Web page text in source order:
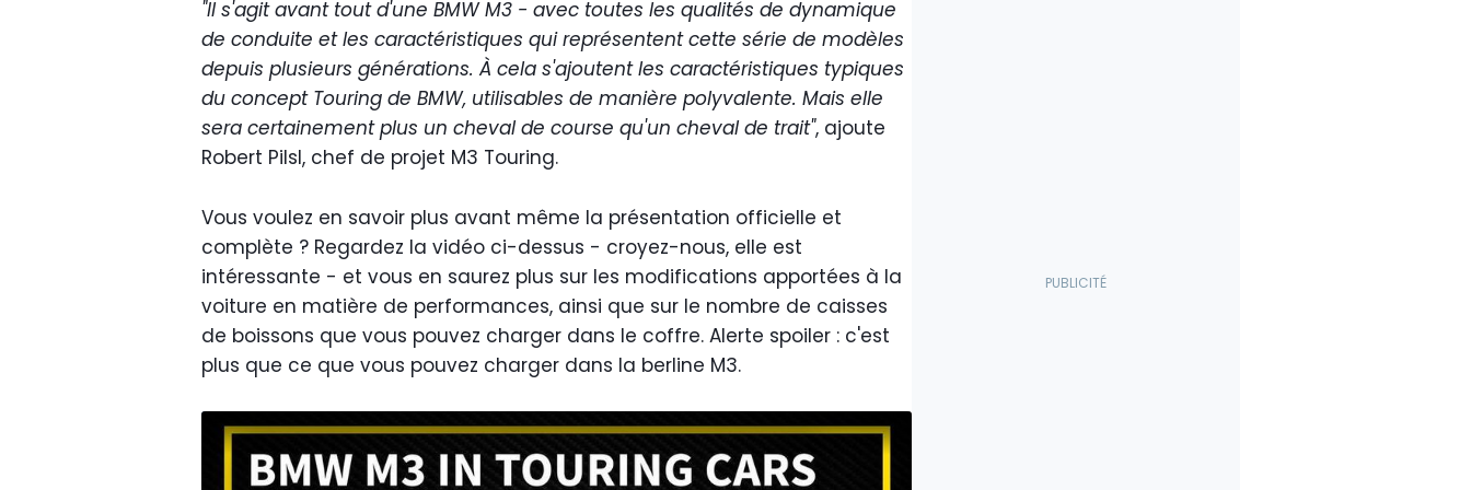
"Il s'agit avant tout d'une BMW M3 - avec toutes les qualités de dynamique
de conduite et les caractéristiques qui représentent cette série de modèles
depuis plusieurs générations. À cela s'ajoutent les caractéristiques typiques
du concept Touring de BMW, utilisables de manière polyvalente. Mais elle
sera certainement plus un cheval de course qu'un cheval de trait", ajoute
Robert Pilsl, chef de projet M3 Touring.
Vous voulez en savoir plus avant même la présentation officielle et
complète ? Regardez la vidéo ci-dessus - croyez-nous, elle est
intéressante - et vous en saurez plus sur les modifications apportées à la
voiture en matière de performances, ainsi que sur le nombre de caisses
de boissons que vous pouvez charger dans le coffre. Alerte spoiler : c'est
plus que ce que vous pouvez charger dans la berline M3.